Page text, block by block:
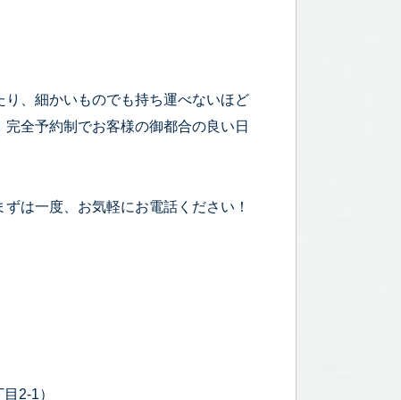
、細かいものでも持ち運べないほど
全予約制でお客様の御都合の良い日
は一度、お気軽にお電話ください！
2-1）